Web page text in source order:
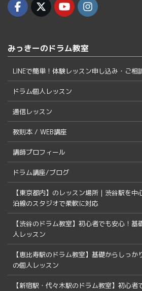
みっきーのドラム教室
LINEで簡単！体験レッスン申し込み・ご相
ドラム個人レッスン
通信レッスン
教則本 / WEB講座
講師プロフィール
ドラム講座/ブログ
【東京都内】のレッスン場所｜渋谷駅を
沿線のスタジオで柔軟に対応
【渋谷のドラム教室】初心者でも安心！
人レッスン
【恵比寿駅のドラム教室】基礎からしっ
の個人レッスン
【新宿駅・代々木駅のドラム教室】初心者